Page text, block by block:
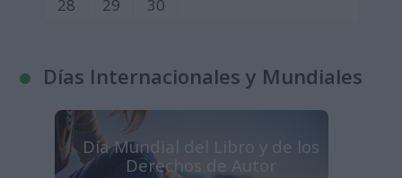
28
29 30
Días Internacionales y Mundiales
Día Mundial del Libro y de los
Derechos de Autor